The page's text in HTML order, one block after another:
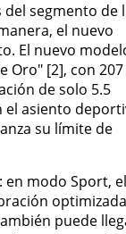
segmento de
el nuevo
El nuevo
Oro" [2], con 207
de solo 5.5
el asiento
su límite de
en modo Sport, el
optimizada
puede